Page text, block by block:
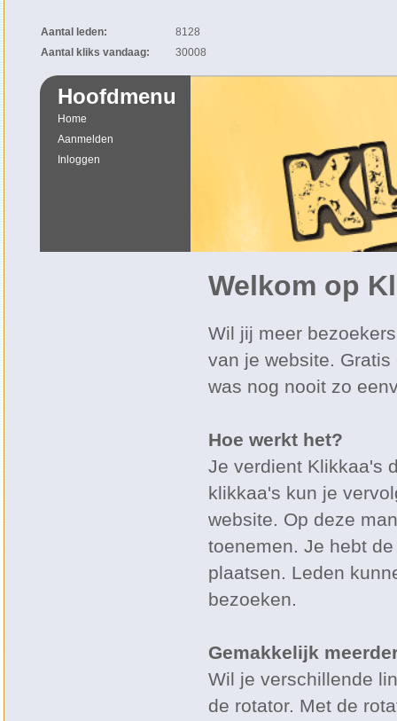
Aantal leden:
8128
Aantal kliks vandaag:
30008
Welkom op
Wil jij meer
van je website.
was nog nooit zo
Hoe werkt het?
Je verdient Klikkaa's
klikkaa's kun je
website. Op deze
toenemen. Je hebt
plaatsen. Leden
bezoeken.
Gemakkelijk
Wil je verschillende
de rotator. Met de
Hoofdmenu
Home
Aanmelden
Inloggen